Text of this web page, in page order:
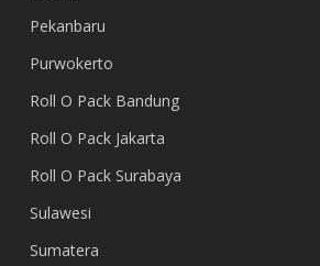
Pekanbaru
Purwokerto
Roll O Pack Bandung
Roll O Pack Jakarta
Roll O Pack Surabaya
Sulawesi
Sumatera